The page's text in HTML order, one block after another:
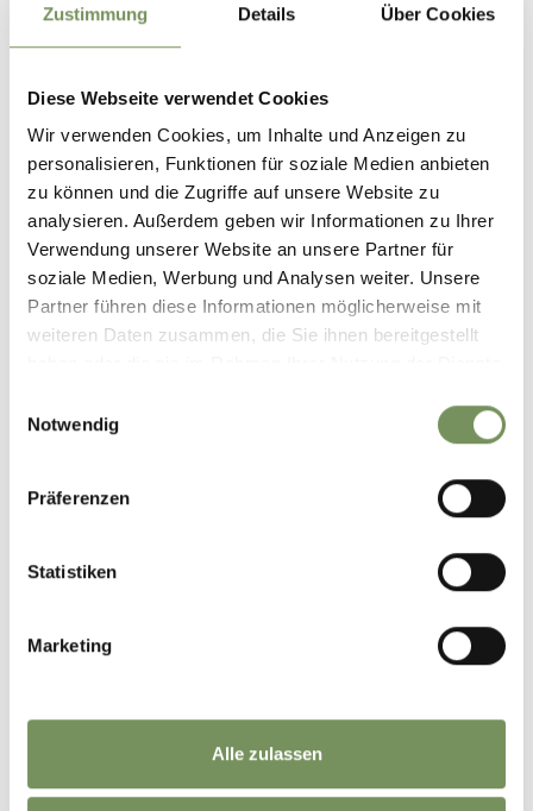
Zustimmung Details Über Cookies
Diese Webseite verwendet Cookies
Wir verwenden Cookies, um Inhalte und Anzeigen zu
personalisieren, Funktionen für soziale Medien anbieten
zu können und die Zugriffe auf unsere Website zu
analysieren. Außerdem geben wir Informationen zu Ihrer
Verwendung unserer Website an unsere Partner für
soziale Medien, Werbung und Analysen weiter. Unsere
Partner führen diese Informationen möglicherweise mit
weiteren Daten zusammen, die Sie ihnen bereitgestellt
Notwendig
Präferenzen
Statistiken
Marketing
Alle zulassen
Naturns I Naturno